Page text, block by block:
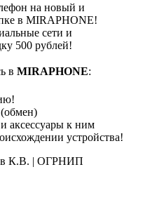
на новый и
в MIRAPHONE!
сети и
500 рублей!
в MIRAPHONE:
аксессуары к ним
устройства!
К.В. | ОГРНИП